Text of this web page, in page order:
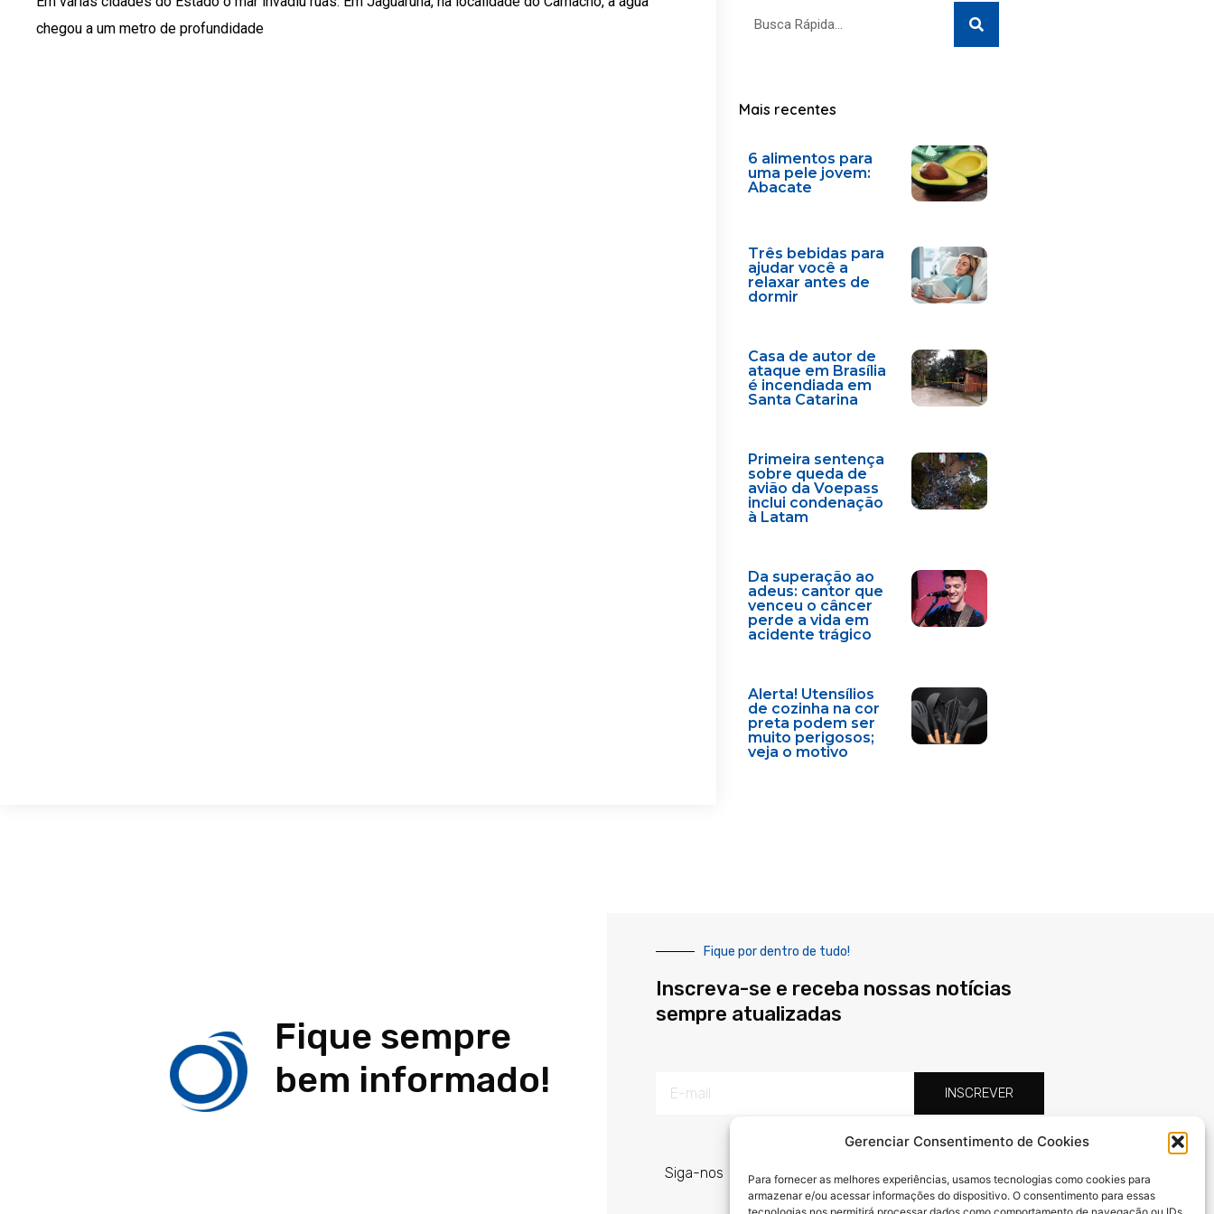
Gerenciar Consentimento de Cookies
Para fornecer as melhores experiências, usamos tecnologias como cookies para
armazenar e/ou acessar informações do dispositivo. O consentimento para essas
chegou a um metro de profundidade
Search
Mais recentes
6 alimentos para
uma pele jovem:
Abacate
Três bebidas para
ajudar você a
relaxar antes de
dormir
Casa de autor de
ataque em Brasília
é incendiada em
Santa Catarina
Primeira sentença
sobre queda de
avião da Voepass
inclui condenação
à Latam
Da superação ao
adeus: cantor que
venceu o câncer
perde a vida em
acidente trágico
Alerta! Utensílios
de cozinha na cor
preta podem ser
muito perigosos;
veja o motivo
Fique sempre
bem informado!
Fique por dentro de tudo!
Inscreva-se e receba nossas notícias
sempre atualizadas
INSCREVER
Siga-nos
a
c
e
-
t
w
n
s
t